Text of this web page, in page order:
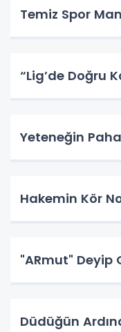
Temiz Spor
“Lig’de Doğru
Yeteneğin
Hakemin Kör
"ARmut" Deyip
Düdüğün